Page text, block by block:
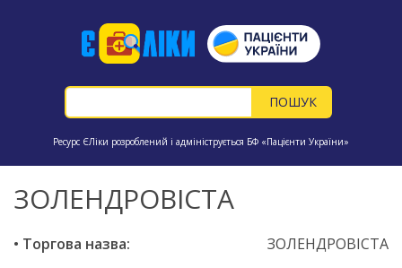
Ресурс ЄЛіки розроблений і адмініструється БФ «Пацієнти України»
ЗОЛЕНДРОВІСТА
• Торгова назва: ЗОЛЕНДРОВІСТА